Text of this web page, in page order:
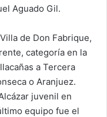
Aguado Gil.
de Don Fabrique,
categoría en la
a Tercera
o Aranjuez.
juvenil en
equipo fue el